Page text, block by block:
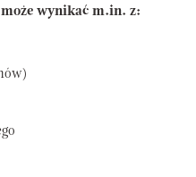
wynikać m.in. z: